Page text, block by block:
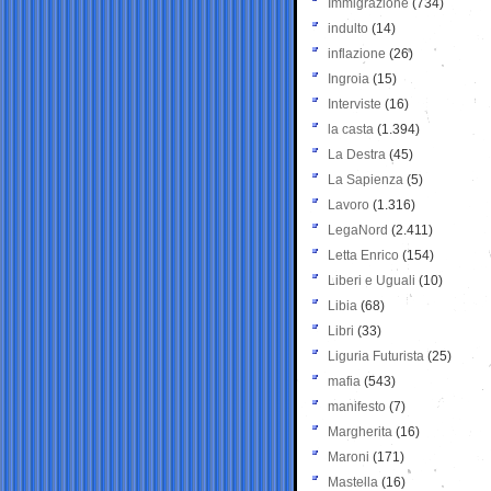
Immigrazione (734)
indulto (14)
inflazione (26)
Ingroia (15)
Interviste (16)
la casta (1.394)
La Destra (45)
La Sapienza (5)
Lavoro (1.316)
LegaNord (2.411)
Letta Enrico (154)
Liberi e Uguali (10)
Libia (68)
Libri (33)
Liguria Futurista (25)
mafia (543)
manifesto (7)
Margherita (16)
Maroni (171)
Mastella (16)